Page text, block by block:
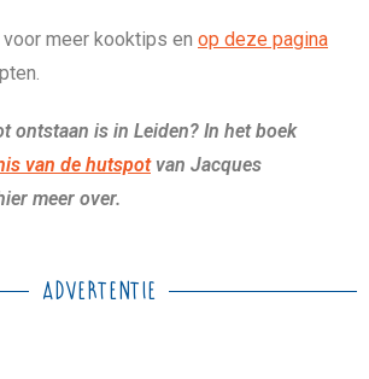
voor meer kooktips en op deze pagina
ontstaan is in Leiden? In het boek
van de hutspotvan Jacques
meer over.
Advertentie